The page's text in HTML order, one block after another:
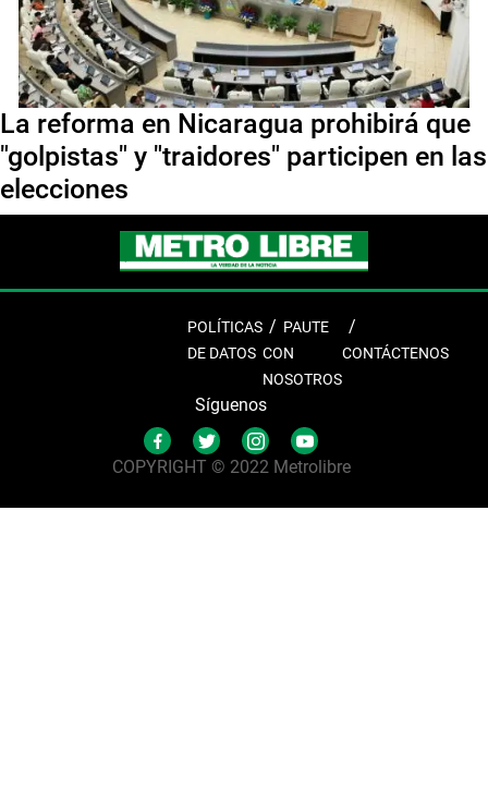
La reforma en Nicaragua prohibirá que
"golpistas" y "traidores" participen en las
elecciones
POLÍTICAS
DE DATOS
PAUTE
CON
NOSOTROS
CONTÁCTENOS
Síguenos
COPYRIGHT © 2022 Metrolibre